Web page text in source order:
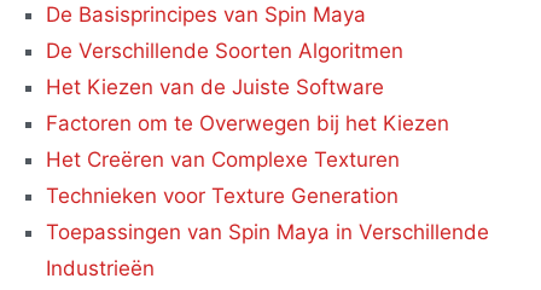
De Basisprincipes van Spin Maya
De Verschillende Soorten Algoritmen
Het Kiezen van de Juiste Software
Factoren om te Overwegen bij het Kiezen
Het Creëren van Complexe Texturen
Technieken voor Texture Generation
Toepassingen van Spin Maya in Verschillende
Industrieën